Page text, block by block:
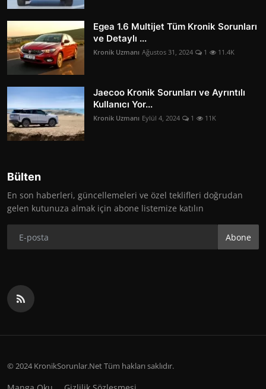
Egea 1.6 Multijet Tüm Kronik Sorunları
ve Detaylı ...
Kronik Uzmanı Ağustos 31, 2024 1 11.4K
Jaecoo Kronik Sorunları ve Ayrıntılı
Kullanıcı Yor...
Kronik Uzmanı Eylül 4, 2024 1 11K
Bülten
En son haberleri, güncellemeleri ve özel teklifleri doğrudan
gelen kutunuza almak için abone listemize katılın
Abone
© 2024 KronikSorunlar.Net Tüm hakları saklıdır.